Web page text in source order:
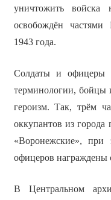
уничтожить
освобождён
1943 года.
Солдаты и офицеры
терминологии, бойцы
героизм. Так, трём
оккупантов из города
«Воронежские», при
офицеров награждены
В Центральном